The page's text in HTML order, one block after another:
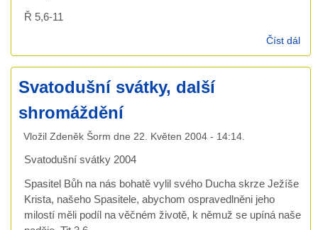
Ř 5,6-11
Číst dál
5,6-
11
Svatodušní svátky, další
shromáždění
Vložil Zdeněk Šorm dne 22. Květen 2004 - 14:14.
Svatodušní svátky 2004
Spasitel Bůh na nás bohatě vylil svého Ducha skrze Ježíše
Krista, našeho Spasitele, abychom ospravedlněni jeho
milostí měli podíl na věčném životě, k němuž se upíná naše